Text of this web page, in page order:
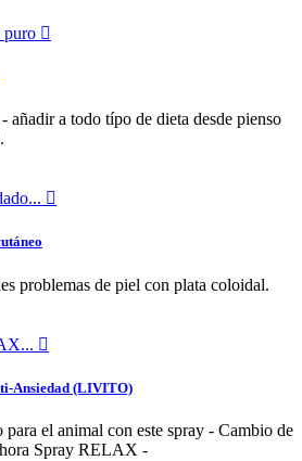

añadir a todo típo de dieta desde pienso

problemas de piel con plata coloidal.

Ansiedad (LIVITO)
para el animal con este spray - Cambio de
Spray RELAX -